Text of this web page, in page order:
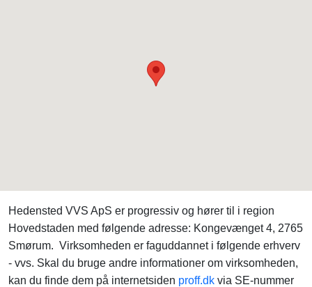
Hedensted VVS ApS er progressiv og hører til i region
Hovedstaden med følgende adresse: Kongevænget 4, 2765
Smørum. Virksomheden er faguddannet i følgende erhverv
- vvs. Skal du bruge andre informationer om virksomheden,
kan du finde dem på internetsiden proff.dk via SE-nummer